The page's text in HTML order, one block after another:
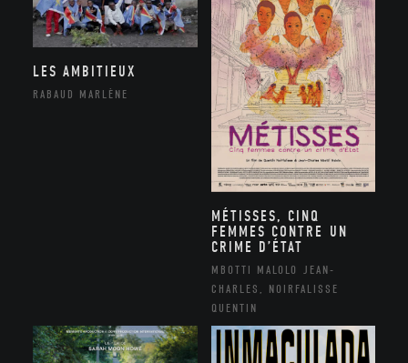
LES AMBITIEUX
RABAUD MARLÈNE
MÉTISSES, CINQ
FEMMES CONTRE UN
CRIME D’ÉTAT
MBOTTI MALOLO JEAN-
CHARLES, NOIRFALISSE
QUENTIN